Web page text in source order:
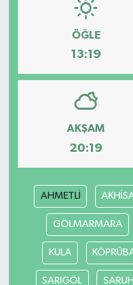
ÖĞLE
13:19
AKŞAM
20:19
AHMETLİ
GÖLMARMARA
KULA
SARIGÖL